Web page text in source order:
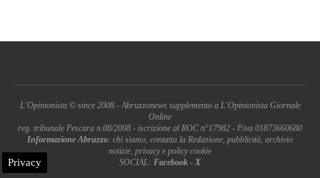
L'Opinionista © since 2008 - Abruzzonews supplemento a L'Opinionista Giornale
Online
reg. tribunale Pescara n.08/2008 - iscrizione al ROC n°17982 - P.iva 01873660680
Informazione Abruzzo: chi siamo, contatta la Redazione, pubblicità, archivio
notizie, privacy e policy cookie
SOCIAL: Facebook - X
Privacy